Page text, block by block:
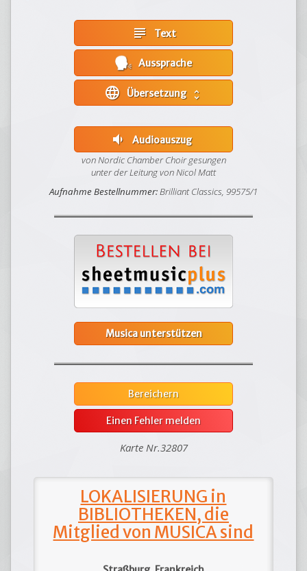
subject Text
Aussprache
language unfold_more
volume_down
Audioauszug
von Nordic Chamber Choir gesungen
unter der Leitung von Nicol Matt
Aufnahme Bestellnummer:Brilliant Classics, 99575/1
Musica unterstützen
Bereichern
Einen Fehler melden
Karte Nr.32807
LOKALISIERUNG in
BIBLIOTHEKEN, die
Mitglied von MUSICA sind